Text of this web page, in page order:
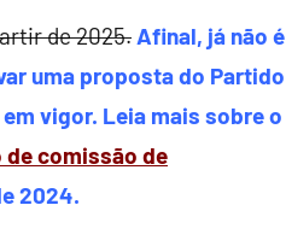
de 2025. Afinal, já não é
uma proposta do Partido
vigor. Leia mais sobre o
comissão de
2024.